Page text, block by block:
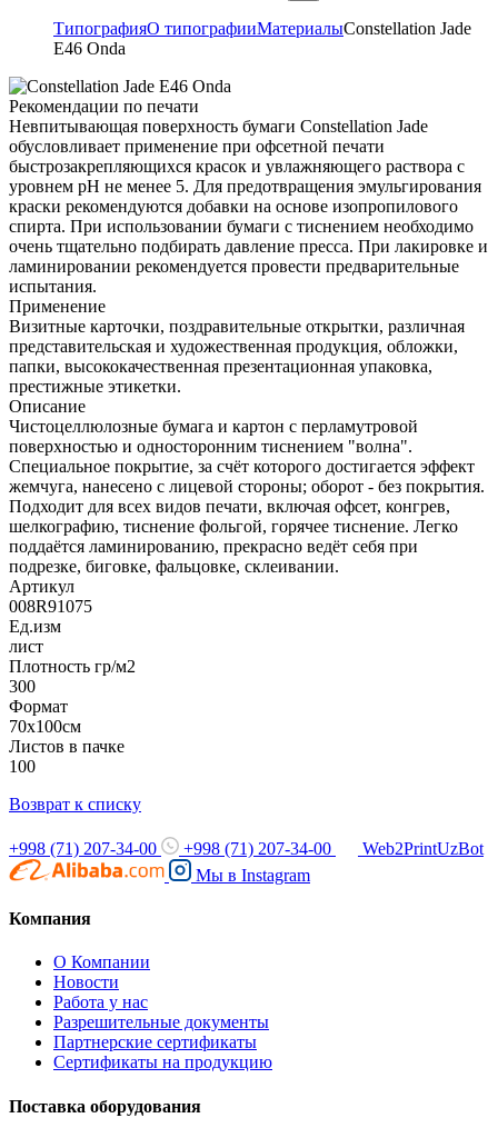
ТипографияО типографииМатериалыConstellation Jade
E46 Onda
Рекомендации по печати
Невпитывающая поверхность бумаги Constellation Jade
обусловливает применение при офсетной печати
быстрозакрепляющихся красок и увлажняющего раствора с
уровнем рН не менее 5. Для предотвращения эмульгирования
краски рекомендуются добавки на основе изопропилового
спирта. При использовании бумаги с тиснением необходимо
очень тщательно подбирать давление пресса. При лакировке и
ламинировании рекомендуется провести предварительные
испытания.
Применение
Визитные карточки, поздравительные открытки, различная
представительская и художественная продукция, обложки,
папки, высококачественная презентационная упаковка,
престижные этикетки.
Описание
Чистоцеллюлозные бумага и картон с перламутровой
поверхностью и односторонним тиснением "волна".
Специальное покрытие, за счёт которого достигается эффект
жемчуга, нанесено с лицевой стороны; оборот - без покрытия.
Подходит для всех видов печати, включая офсет, конгрев,
шелкографию, тиснение фольгой, горячее тиснение. Легко
поддаётся ламинированию, прекрасно ведёт себя при
подрезке, биговке, фальцовке, склеивании.
Артикул
008R91075
Ед.изм
лист
Плотность гр/м2
300
Формат
70х100см
Листов в пачке
100
Возврат к списку
+998 (71) 207-34-00 +998 (71) 207-34-00
Web2PrintUzBot
Мы в Instagram
Компания
О Компании
Новости
Работа у нас
Разрешительные документы
Партнерские сертификаты
Сертификаты на продукцию
Поставка оборудования